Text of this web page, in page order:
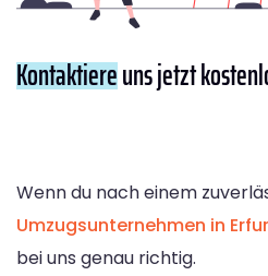
Kontaktiereuns jetzt
Wenn du nach einem
Umzugsunternehmen in
bei uns genau richtig.